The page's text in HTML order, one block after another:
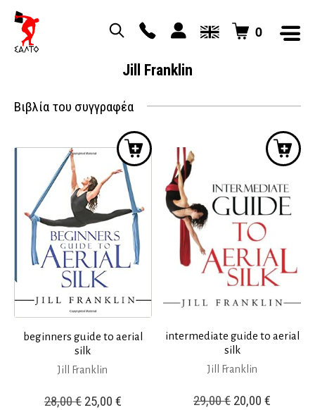
0
Jill Franklin
Βιβλία του συγγραφέα
beginners guide to aerial
silk
Jill Franklin
28,00€ Original
25,00 €Η
intermediate guide to aerial
silk
Jill Franklin
29,00€ Original
20,00€